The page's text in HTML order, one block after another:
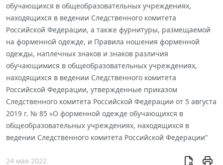
обучающихся в общеобразовательных учреждениях,
находящихся в ведении Следственного комитета
Российской Федерации, а также фурнитуры, размещаемой
на форменной одежде, и Правила ношения форменной
одежды, наплечных знаков и знаков различия
обучающимися в общеобразовательных учреждениях,
находящихся в ведении Следственного комитета
Российской Федерации, утвержденные приказом
Следственного комитета Российской Федерации от 5 августа
2019 г. № 85 «О форменной одежде обучающихся в
общеобразовательных учреждениях, находящихся в
ведении Следственного комитета Российской Федерации”
24 мая 2022